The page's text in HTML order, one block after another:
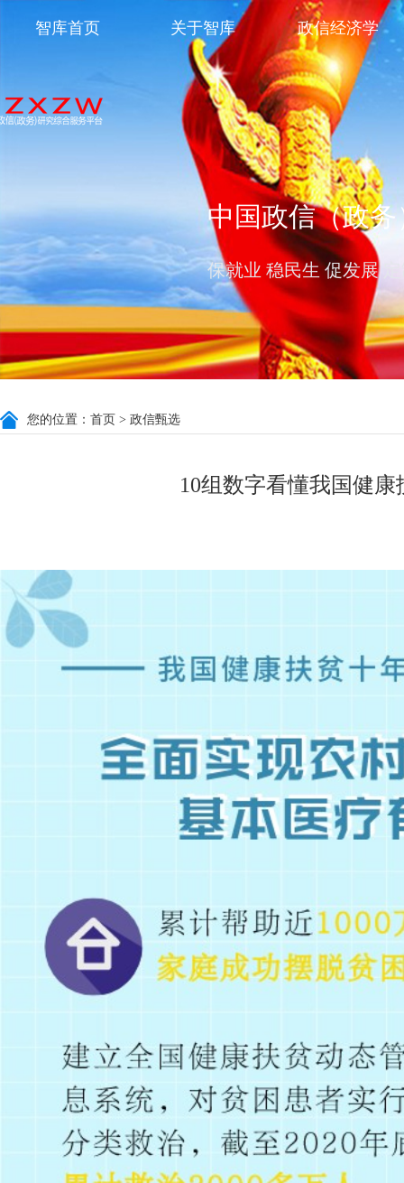
中国政信（政
保就业 稳民生 促发展
智库首页 关于智库 政信经济学
您的位置： 首页 > 政信甄选
10组数字看懂我国健